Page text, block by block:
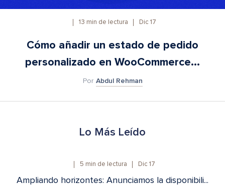
13 min de lectura Dic 17
Cómo añadir un estado de pedido
personalizado en WooCommerce...
Por Abdul Rehman
Lo Más Leído
5 min de lectura Dic 17
Ampliando horizontes: Anunciamos la disponibili...